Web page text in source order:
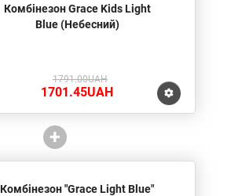
Комбінезон Grace Kids Light
Blue (Небесний)
1791.00UAH
1701.45UAH
+
Комбінезон "Grace Light Blue"